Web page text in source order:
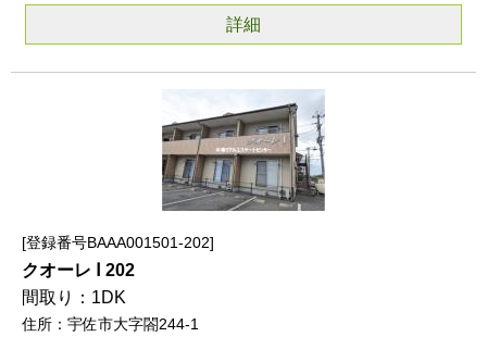
詳細
登録番号BAAA001501-202
クオーレ Ⅰ 202
1DK
宇佐市大字閤244-1